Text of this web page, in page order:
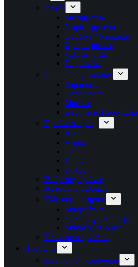
Βαφές
Με αμμωνία
Χωρίς αμμωνία
Οξυζενέ / Ντεκαπάζ
Χρωμομάσκες
κάλυψη ρίζας
Περμανάντ
Περιποίηση μαλλιών
Σαμπουάν
Conditioner
Μάσκες
Θεραπείες-Προστασία
Προϊόντα styling
Λάκ
Αφρός
Gel
Κεριά
Πηλός
Βούρτσες / χτένες
Αξεσουάρ μαλλιών
Είδη κομμωτηρίου
Μπομπάρια
Ψαλίδια για κούρεμα
Μπέρτες / Ποδιές
Ηλεκτρικά εργαλεία
Πρόσωπο
Περιποίηση προσώπου